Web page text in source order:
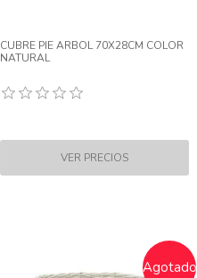
CUBRE PIE ARBOL 70X28CM COLOR
NATURAL
Agotado